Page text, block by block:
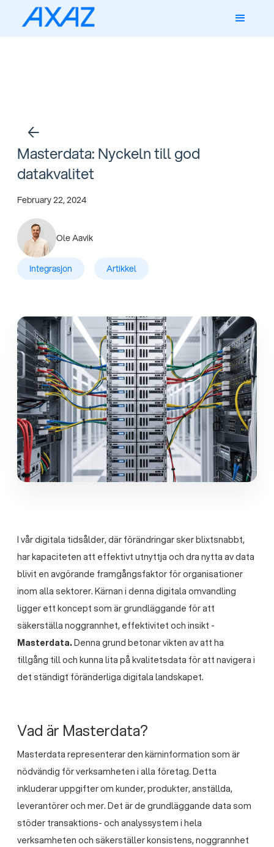
←
Masterdata: Nyckeln till god
datakvalitet
February 22, 2024
Ole Aavik
Integrasjon Artikkel
I vår digitala tidsålder, där förändringar sker blixtsnabbt,
har kapaciteten att effektivt utnyttja och dra nytta av data
blivit en avgörande framgångsfaktor för organisationer
inom alla sektorer. Kärnan i denna digitala omvandling
ligger ett koncept som är grundläggande för att
säkerställa noggrannhet, effektivitet och insikt -
Masterdata.Denna grund betonar vikten av att ha
tillgång till och kunna lita på kvalitetsdata för att navigera i
det ständigt föränderliga digitala landskapet.
Vad är Masterdata?
Masterdata representerar den kärninformation som är
nödvändig för verksamheten i alla företag. Detta
inkluderar uppgifter om kunder, produkter, anställda,
leverantörer och mer. Det är de grundläggande data som
stöder transaktions- och analyssystem i hela
verksamheten och säkerställer konsistens, noggrannhet